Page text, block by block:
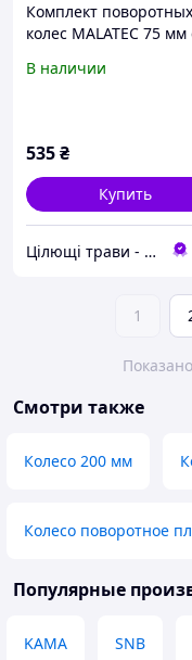
Комплект поворотных
колес MALATEC 75 мм
грузоподъемность 220
В наличии
535₴
Купить
Цілющі трави - товары для здоровя и красоты
1
Смотри также
Колесо 200 мм
Колесо поворотное
Популярные
KAMA SNB